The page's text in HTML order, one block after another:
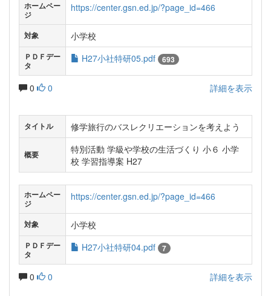
ホームペー
ジ
https://center.gsn.ed.jp/?page_id=466
対象 小学校
ＰＤＦデー
タ
H27小社特研05.pdf 693
0 0 詳細を表示
タイトル 修学旅行のバスレクリエーションを考えよう
概要
特別活動 学級や学校の生活づくり 小６ 小学
校 学習指導案 H27
ホームペー
ジ
https://center.gsn.ed.jp/?page_id=466
対象 小学校
ＰＤＦデー
タ
H27小社特研04.pdf 7
0 0 詳細を表示